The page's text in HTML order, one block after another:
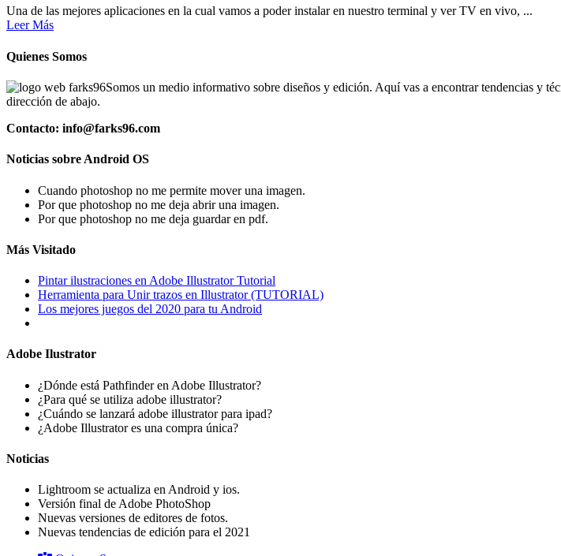
Una de las mejores aplicaciones en la cual vamos a poder instalar en nuestro terminal y ver TV en vivo, ...
Leer Más
Quienes Somos
Somos un medio informativo sobre diseños y edición. Aquí vas a encontrar tendencias y
dirección de abajo.
Contacto: info@farks96.com
Noticias sobre Android OS
Cuando photoshop no me permite mover una imagen.
Por que photoshop no me deja abrir una imagen.
Por que photoshop no me deja guardar en pdf.
Más Visitado
Pintar ilustraciones en Adobe Illustrator Tutorial
Herramienta para Unir trazos en Illustrator (TUTORIAL)
Los mejores juegos del 2020 para tu Android
Adobe Ilustrator
¿Dónde está Pathfinder en Adobe Illustrator?
¿Para qué se utiliza adobe illustrator?
¿Cuándo se lanzará adobe illustrator para ipad?
¿Adobe Illustrator es una compra única?
Noticias
Lightroom se actualiza en Android y ios.
Versión final de Adobe PhotoShop
Nuevas versiones de editores de fotos.
Nuevas tendencias de edición para el 2021